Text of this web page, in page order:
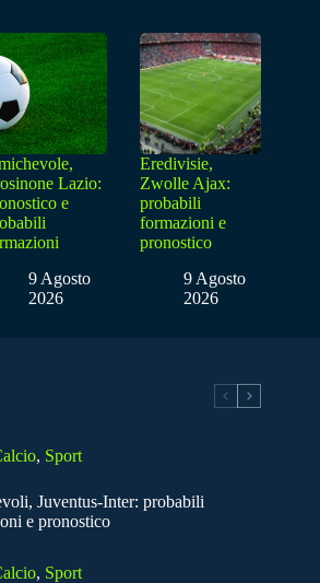
Lazio:
e
9 Agosto
2026
Eredivisie,
Zwolle Ajax:
probabili
formazioni e
pronostico
9 Agosto
2026
, Sport
Juventus-Inter: probabili
e pronostico
, Sport